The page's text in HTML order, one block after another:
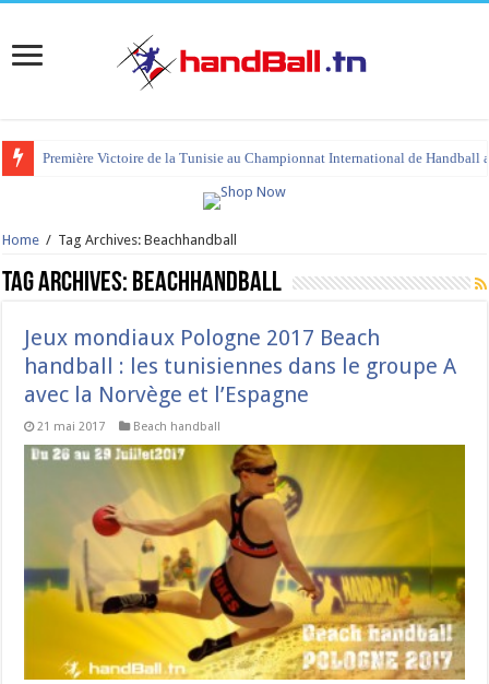
Première Victoire de la Tunisie au Championnat International de Handball
Home / Tag Archives: Beachhandball
Tag Archives: Beachhandball
Jeux mondiaux Pologne 2017 Beach
handball : les tunisiennes dans le groupe A
avec la Norvège et l’Espagne
21 mai 2017 Beach handball